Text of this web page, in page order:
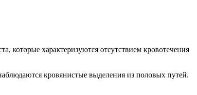
которые характеризуются отсутствием кровотечения
кровянистые выделения из половых путей.